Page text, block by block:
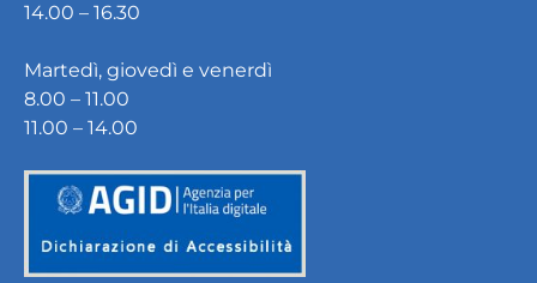
14.00 – 16.30
Martedì, giovedì e venerdì
8.00 – 11.00
11.00 – 14.00